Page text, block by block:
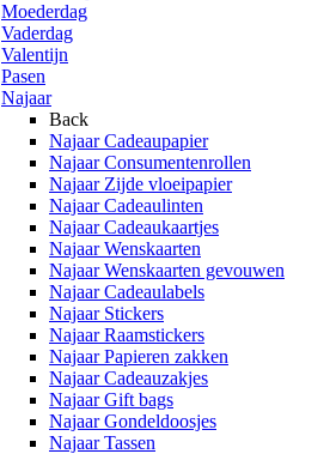
Moederdag
Vaderdag
Valentijn
Pasen
Najaar
Back
Najaar Cadeaupapier
Najaar Consumentenrollen
Najaar Zijde vloeipapier
Najaar Cadeaulinten
Najaar Cadeaukaartjes
Najaar Wenskaarten
Najaar Wenskaarten gevouwen
Najaar Cadeaulabels
Najaar Stickers
Najaar Raamstickers
Najaar Papieren zakken
Najaar Cadeauzakjes
Najaar Gift bags
Najaar Gondeldoosjes
Najaar Tassen